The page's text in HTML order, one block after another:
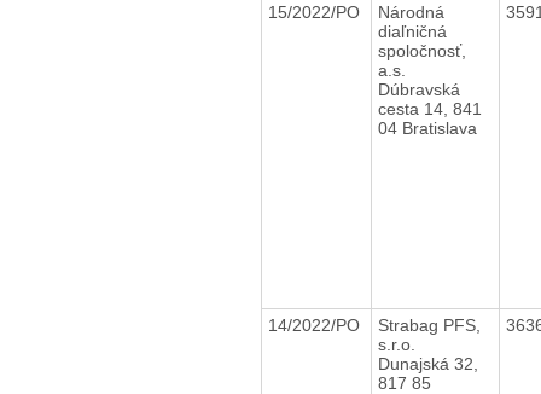
15/2022/PO
Národná
diaľničná
spoločnosť,
a.s.
Dúbravská
cesta 14, 841
04 Bratislava
14/2022/PO
Strabag PFS,
s.r.o.
Dunajská 32,
817 85